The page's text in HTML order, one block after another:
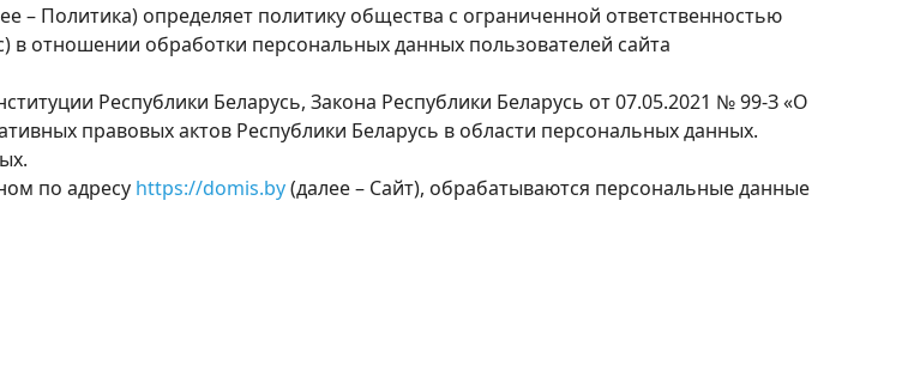
– Политика) определяет политику общества с ограниченной ответственностью
в отношении обработки персональных данных пользователей сайта
Республики Беларусь, Закона Республики Беларусь от 07.05.2021 № 99-З «О
правовых актов Республики Беларусь в области персональных данных.
по адресу https://domis.by(далее – Сайт), обрабатываются персональные данные